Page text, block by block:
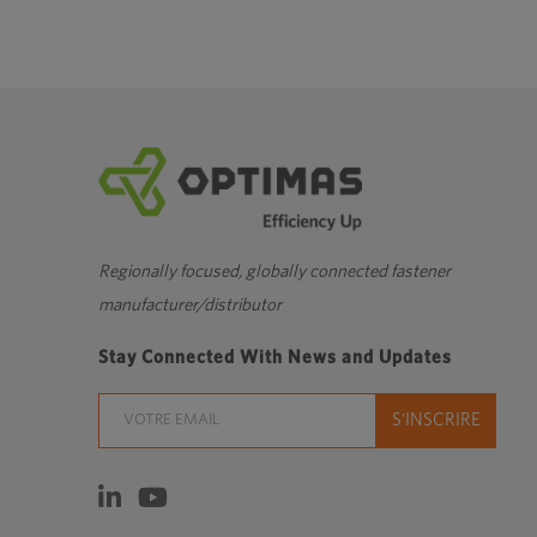
Regionally focused, globally connected fastener
manufacturer/distributor
Stay Connected With News and Updates